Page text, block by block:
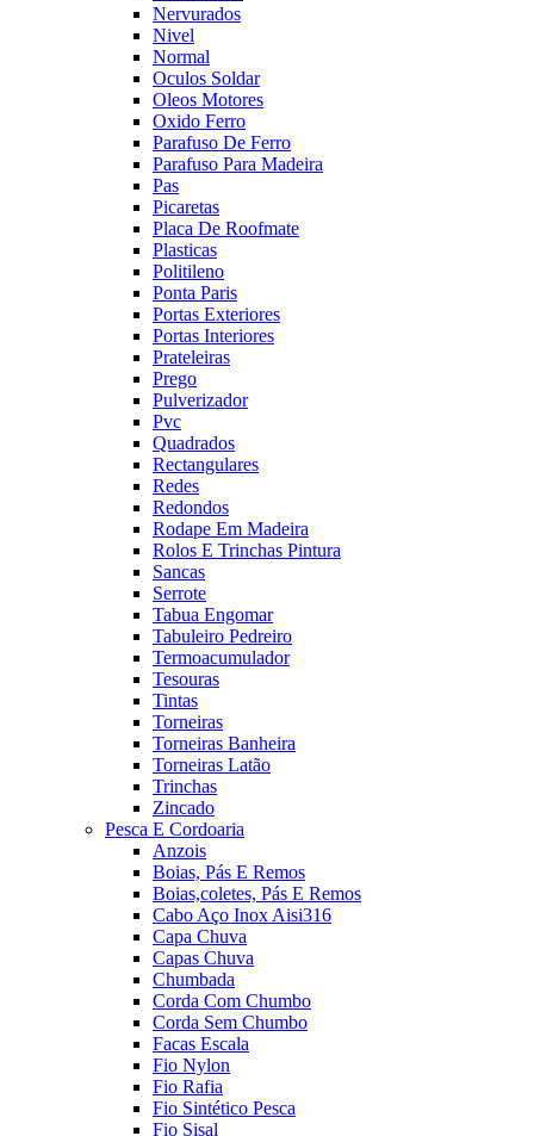
Nervurados
Nivel
Normal
Oculos Soldar
Oleos Motores
Oxido Ferro
Parafuso De Ferro
Parafuso Para Madeira
Pas
Picaretas
Placa De Roofmate
Plasticas
Politileno
Ponta Paris
Portas Exteriores
Portas Interiores
Prateleiras
Prego
Pulverizador
Pvc
Quadrados
Rectangulares
Redes
Redondos
Rodape Em Madeira
Rolos E Trinchas Pintura
Sancas
Serrote
Tabua Engomar
Tabuleiro Pedreiro
Termoacumulador
Tesouras
Tintas
Torneiras
Torneiras Banheira
Torneiras Latão
Trinchas
Zincado
Pesca E Cordoaria
Anzois
Boias, Pás E Remos
Boias,coletes, Pás E Remos
Cabo Aço Inox Aisi316
Capa Chuva
Capas Chuva
Chumbada
Corda Com Chumbo
Corda Sem Chumbo
Facas Escala
Fio Nylon
Fio Rafia
Fio Sintético Pesca
Fio Sisal